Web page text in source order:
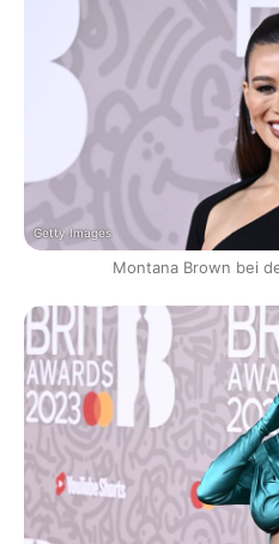
Getty Images
Montana Brown bei